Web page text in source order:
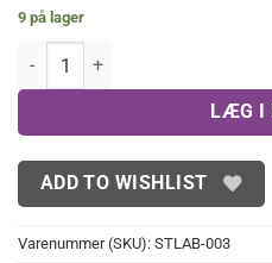
9 på lager
Labradorit 10 mm antal
LÆG I
ADD TO WISHLIST
Varenummer (SKU): STLAB-003